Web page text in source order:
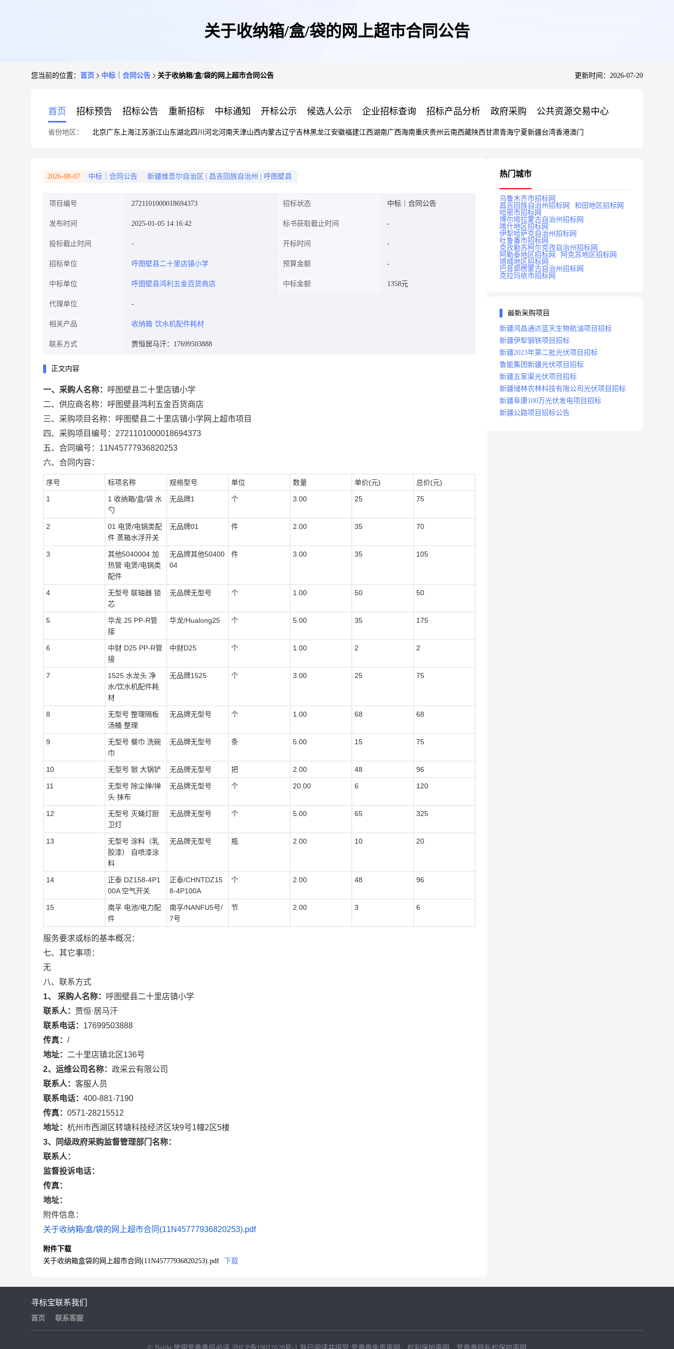
关于收纳箱/盒/袋的网上超市合同公告
您当前的位置： 首页 中标｜合同公告 关于收纳箱/盒/袋的网上超市合同公告 更新时间：2026-07-20
首页 招标预告 招标公告 重新招标 中标通知 开标公示 候选人公示 企业招标查询 招标产品分析 政府采购 公共资源交易中心
省份地区： 北京广东 上海江苏浙江山东湖北四川 河北河南天津山西内蒙古辽宁吉林黑龙江安徽福建江西湖南广西海南重庆贵州 云南西藏陕西甘肃青海宁夏新疆台湾香港澳门
2026-08-07 中标｜合同公告 新疆维吾尔自治区 昌吉回族自治州 呼图壁县
项目编号 2721101000018694373 招标状态 中标｜合同公告
发布时间 2025-01-05 14:16:42 标书获取截止时间
投标截止时间 开标时间
招标单位 呼图壁县二十里店镇小学 预算金额
中标单位 呼图壁县鸿利五金百货商店 中标金额 1358元
代理单位
相关产品 收纳箱 饮水机配件耗材
联系方式 贾恒居马汗：17699503888
正文内容
一、采购人名称：
呼图壁县二十里店镇小学
二、供应商名称：
呼图壁县鸿利五金百货商店
三、采购项目名称：
呼图壁县二十里店镇小学网上超市项目
四、采购项目编号： 2721101000018694373
五、合同编号： 11N45777936820253
六、合同内容：
序号 标项名称 规格型号 单位 数量 单价(元) 总价(元)
1
1 收纳箱/盒/袋 水
勺
无品牌1 个 3.00 25 75
2
01 电煲/电锅类配
件 蒸箱水浮开关
无品牌01 件 2.00 35 70
3
其他5040004 加
热管 电煲/电锅类
配件
无品牌其他50400
04
件 3.00 35 105
4
无型号 联轴器 锁
芯
无品牌无型号 个 1.00 50 50
5
华龙 25 PP-R管
接
华龙/Hualong25 个 5.00 35 175
6
中财 D25 PP-R管
接
中财D25 个 1.00 2 2
7
1525 水龙头 净
水/饮水机配件耗
材
无品牌1525 个 3.00 25 75
8
无型号 整理隔板
汤桶 整理
无品牌无型号 个 1.00 68 68
9
无型号 餐巾 洗碗
巾
无品牌无型号 条 5.00 15 75
10 无型号 锨 大锅铲 无品牌无型号 把 2.00 48 96
11
无型号 除尘掸/掸
头 抹布
无品牌无型号 个 20.00 6 120
12
无型号 灭蝇灯厨
卫灯
无品牌无型号 个 5.00 65 325
13
无型号 涂料（乳
胶漆） 自喷漆涂
料
无品牌无型号 瓶 2.00 10 20
14
正泰 DZ158-4P1
00A 空气开关
正泰/CHNTDZ15
8-4P100A
个 2.00 48 96
15
南孚 电池/电力配
件
南孚/NANFU5号/
7号
节 2.00 3 6
服务要求或标的基本概况：
七、其它事项：
无
八、联系方式
1、 采购人名称：
呼图壁县二十里店镇小学
联系人：
贾恒·居马汗
联系电话： 17699503888
传真： /
地址： 二十里店镇北区136号
2、运维公司名称： 政采云有限公司
联系人： 客服人员
联系电话： 400-881-7190
传真： 0571-28215512
地址： 杭州市西湖区转塘科技经济区块9号1幢2区5楼
3、同级政府采购监督管理部门名称：
联系人：
监督投诉电话：
传真：
地址：
附件信息：
关于收纳箱/盒/袋的网上超市合同(11N45777936820253).pdf
附件下载
关于收纳箱盒袋的网上超市合同(11N45777936820253).pdf
下载
热门城市
乌鲁木齐市招标网
昌吉回族自治州招标网
和田地区招标网
哈密市招标网
博尔塔拉蒙古自治州招标网
喀什地区招标网
伊犁哈萨克自治州招标网
吐鲁番市招标网
克孜勒苏柯尔克孜自治州招标网
阿勒泰地区招标网
阿克苏地区招标网
塔城地区招标网
巴音郭楞蒙古自治州招标网
克拉玛依市招标网
最新采购项目
新疆鸿昌通达蓝天生物航油项目招标
新疆伊犁钢铁项目招标
新疆2023年第二批光伏项目招标
鲁能集团新疆光伏项目招标
新疆五家渠光伏项目招标
新疆储林农林科技有限公司光伏项目招标
新疆阜康100万光伏发电项目招标
新疆公路项目招标公告
寻标宝
首页
联系我们
联系客服